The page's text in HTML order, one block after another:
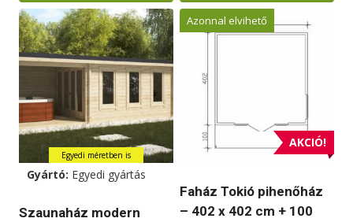
Egyedi méretben is
Gyártó: Egyedi gyártás
Szaunaház modern
AKCIÓ!
Azonnal elvihető
Faház Tokió pihenőház
– 402 x 402 cm + 100